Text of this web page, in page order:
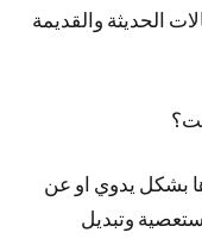
الحديثة والقديمة
بشكل يدوي او عن
وتبديل